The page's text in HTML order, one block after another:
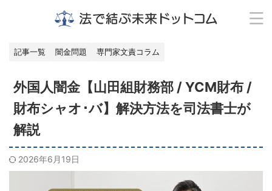
記事一覧 闇金問題 専門家文責コラム
外国人闇金【山田組財務部 / YCM財布 /
財布シャオ･バ】解決方法を司法書士が
解説
2026年6月19日